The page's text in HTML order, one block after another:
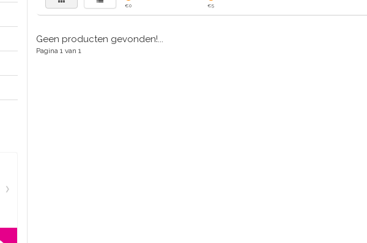
€0 €5
Geen producten gevonden!...
Pagina 1 van 1